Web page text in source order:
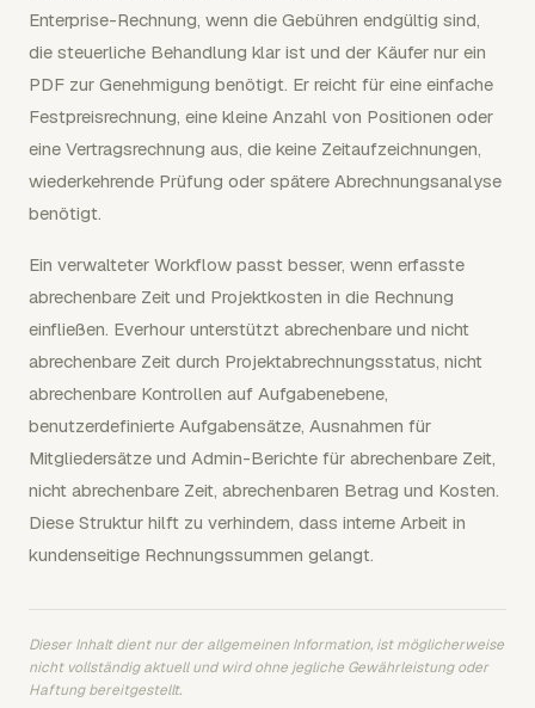
Enterprise-Rechnung, wenn die Gebühren endgültig sind,
die steuerliche Behandlung klar ist und der Käufer nur ein
PDF zur Genehmigung benötigt. Er reicht für eine einfache
Festpreisrechnung, eine kleine Anzahl von Positionen oder
eine Vertragsrechnung aus, die keine Zeitaufzeichnungen,
wiederkehrende Prüfung oder spätere Abrechnungsanalyse
benötigt.
Ein verwalteter Workflow passt besser, wenn erfasste
abrechenbare Zeit und Projektkosten in die Rechnung
einfließen. Everhour unterstützt abrechenbare und nicht
abrechenbare Zeit durch Projektabrechnungsstatus, nicht
abrechenbare Kontrollen auf Aufgabenebene,
benutzerdefinierte Aufgabensätze, Ausnahmen für
Mitgliedersätze und Admin-Berichte für abrechenbare Zeit,
nicht abrechenbare Zeit, abrechenbaren Betrag und Kosten.
Diese Struktur hilft zu verhindern, dass interne Arbeit in
kundenseitige Rechnungssummen gelangt.
Dieser Inhalt dient nur der allgemeinen Information, ist möglicherweise
nicht vollständig aktuell und wird ohne jegliche Gewährleistung oder
Haftung bereitgestellt.